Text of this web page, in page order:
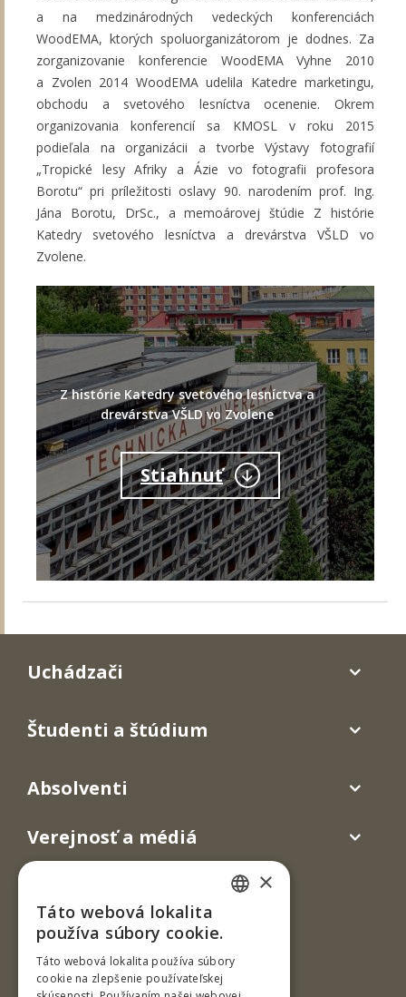
a na medzinárodných vedeckých konferenciách
WoodEMA, ktorých spoluorganizátorom je dodnes. Za
zorganizovanie konferencie WoodEMA Vyhne 2010
a Zvolen 2014 WoodEMA udelila Katedre marketingu,
obchodu a svetového lesníctva ocenenie. Okrem
organizovania konferencií sa KMOSL v roku 2015
podieľala na organizácii a tvorbe Výstavy fotografií
„Tropické lesy Afriky a Ázie vo fotografii profesora
Borotu“ pri príležitosti oslavy 90. narodením prof. Ing.
Jána Borotu, DrSc., a memoárovej štúdie Z histórie
Katedry svetového lesníctva a drevárstva VŠLD vo
Zvolene.
Z histórie Katedry svetového lesníctva a
drevárstva VŠLD vo Zvolene
Stiahnuť
Uchádzači
Študenti a štúdium
Absolventi
Verejnosť a médiá
×
Táto webová lokalita
používa súbory cookie.
Táto webová lokalita používa súbory
cookie na zlepšenie používateľskej